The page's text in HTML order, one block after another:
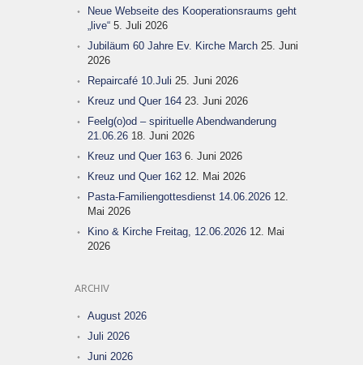
Neue Webseite des Kooperationsraums geht
„live“ 5. Juli 2026
Jubiläum 60 Jahre Ev. Kirche March 25. Juni
2026
Repaircafé 10.Juli 25. Juni 2026
Kreuz und Quer 164 23. Juni 2026
Feelg(o)od – spirituelle Abendwanderung
21.06.26 18. Juni 2026
Kreuz und Quer 163 6. Juni 2026
Kreuz und Quer 162 12. Mai 2026
Pasta-Familiengottesdienst 14.06.2026 12.
Mai 2026
Kino & Kirche Freitag, 12.06.2026 12. Mai
2026
ARCHIV
August 2026
Juli 2026
Juni 2026